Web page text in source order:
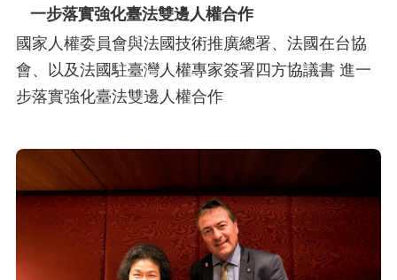
一步落實強化臺法雙邊人權合作
國家人權委員會與法國技術推廣總署、法國在台協
會、以及法國駐臺灣人權專家簽署四方協議書 進一
步落實強化臺法雙邊人權合作